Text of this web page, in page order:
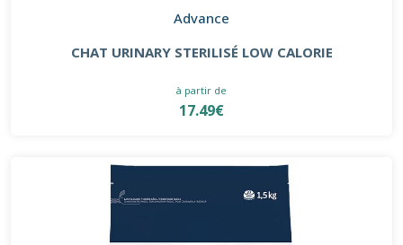
Advance
CHAT URINARY STERILISÉ LOW CALORIE
à partir de
17.49€